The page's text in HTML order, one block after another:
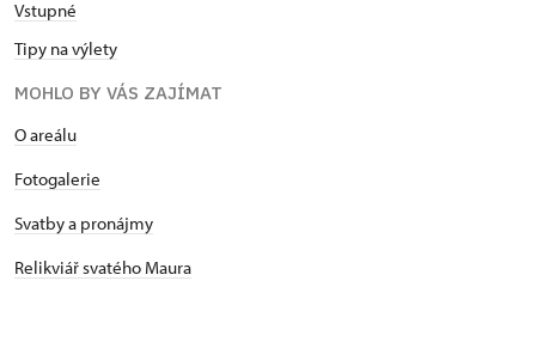
Vstupné
Tipy na výlety
MOHLO BY VÁS ZAJÍMAT
O areálu
Fotogalerie
Svatby a pronájmy
Relikviář svatého Maura